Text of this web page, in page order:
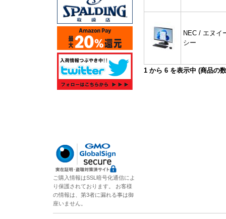
NEC / エヌイ
シー
1 から 6 を表示中 (商品の
ご購入情報はSSL暗号化通信によ
り保護されております。 お客様
の情報は、第3者に漏れる事は御
座いません。